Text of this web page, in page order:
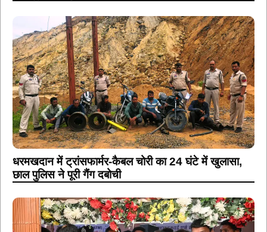
धरमखदान में ट्रांसफार्मर-कैबल चोरी का 24 घंटे में खुलासा,
छाल पुलिस ने पूरी गैंग दबोची